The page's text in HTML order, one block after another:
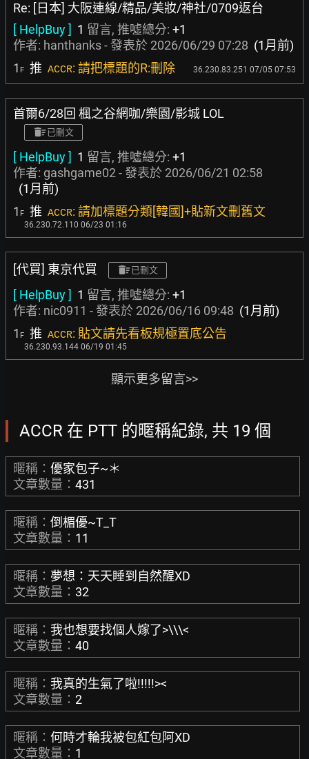
Re: [日本] 大阪連線/精品/美妝/神社/0709返台
[ HelpBuy ] 1 留言, 推噓總分: +1
作者: hanthanks- 發表於 2026/06/29 07:28 (1月前)
1 F 推 ACCR: 請把標題的R:刪除 36.230.83.251 07/05 07:53
首爾6/28回 楓之谷網咖/樂園/影城 LOL
已刪文
[ HelpBuy ] 1 留言, 推噓總分: +1
作者: gashgame02 - 發表於 2026/06/21 02:58
(1月前)
1 F 推 ACCR: 請加標題分類[韓國]+貼新文刪舊文
36.230.72.110 06/23 01:16
[代買] 東京代買 已刪文
[ HelpBuy ] 1 留言, 推噓總分: +1
作者: nic0911 - 發表於 2026/06/16 09:48 (1月前)
1 F 推 ACCR: 貼文請先看板規極置底公告
36.230.93.144 06/19 01:45
顯示更多留言>>
ACCR 在 PTT 的暱稱紀錄, 共 19 個
暱稱： 優家包子~＊
文章數量： 431
暱稱： 倒楣優~T_T
文章數量： 11
暱稱： 夢想：天天睡到自然醒XD
文章數量： 32
暱稱： 我也想要找個人嫁了>\\\<
文章數量： 40
暱稱： 我真的生氣了啦!!!!!><
文章數量： 2
暱稱： 何時才輪我被包紅包阿XD
文章數量： 1